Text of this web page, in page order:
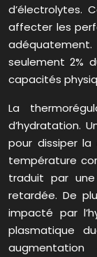
d’électrolytes.
affecter les
seulement 2%
capacités
La
d’hydratation.
pour dissiper
température
traduit par
retardée. De
impacté par
plasmatique